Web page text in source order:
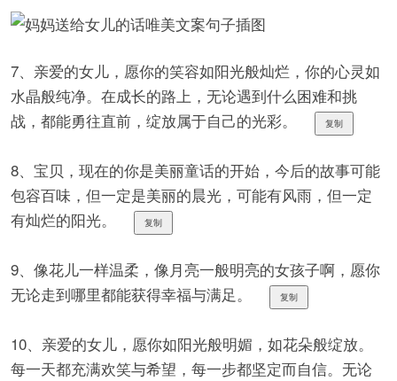
7、亲爱的女儿，愿你的笑容如阳光般灿烂，你的心灵如
水晶般纯净。在成长的路上，无论遇到什么困难和挑
战，都能勇往直前，绽放属于自己的光彩。
复制
8、宝贝，现在的你是美丽童话的开始，今后的故事可能
包容百味，但一定是美丽的晨光，可能有风雨，但一定
有灿烂的阳光。
复制
9、像花儿一样温柔，像月亮一般明亮的女孩子啊，愿你
无论走到哪里都能获得幸福与满足。
复制
10、亲爱的女儿，愿你如阳光般明媚，如花朵般绽放。
每一天都充满欢笑与希望，每一步都坚定而自信。无论